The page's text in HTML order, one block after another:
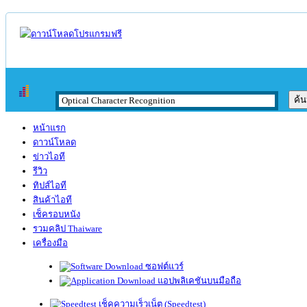
หน้าแรก
ดาวน์โหลด
ข่าวไอที
รีวิว
ทิปส์ไอที
สินค้าไอที
เช็ครอบหนัง
รวมคลิป Thaiware
เครื่องมือ
ซอฟต์แวร์
แอปพลิเคชันบนมือถือ
เช็คความเร็วเน็ต (Speedtest)